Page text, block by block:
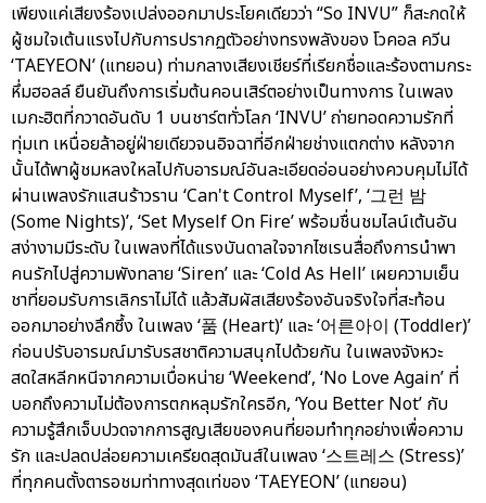
เพียงแค่เสียงร้องเปล่งออกมาประโยคเดียวว่า “So INVU” ก็สะกดให้
ผู้ชมใจเต้นแรงไปกับการปรากฏตัวอย่างทรงพลังของ โวคอล ควีน
‘TAEYEON’ (แทยอน) ท่ามกลางเสียงเชียร์ที่เรียกชื่อและร้องตามกระ
หึ่มฮอลล์ ยืนยันถึงการเริ่มต้นคอนเสิร์ตอย่างเป็นทางการ ในเพลง
เมกะฮิตที่กวาดอันดับ 1 บนชาร์ตทั่วโลก ‘INVU’ ถ่ายทอดความรักที่
ทุ่มเท เหนื่อยล้าอยู่ฝ่ายเดียวจนอิจฉาที่อีกฝ่ายช่างแตกต่าง หลังจาก
นั้นได้พาผู้ชมหลงใหลไปกับอารมณ์อันละเอียดอ่อนอย่างควบคุมไม่ได้
ผ่านเพลงรักแสนร้าวราน ‘Can't Control Myself’, ‘그런 밤
(Some Nights)’, ‘Set Myself On Fire’ พร้อมชื่นชมไลน์เต้นอัน
สง่างามมีระดับ ในเพลงที่ได้แรงบันดาลใจจากไซเรนสื่อถึงการนำพา
คนรักไปสู่ความพังทลาย ‘Siren’ และ ‘Cold As Hell’ เผยความเย็น
ชาที่ยอมรับการเลิกราไม่ได้ แล้วสัมผัสเสียงร้องอันจริงใจที่สะท้อน
ออกมาอย่างลึกซึ้ง ในเพลง ‘품 (Heart)’ และ ‘어른아이 (Toddler)’
ก่อนปรับอารมณ์มารับรสชาติความสนุกไปด้วยกัน ในเพลงจังหวะ
สดใสหลีกหนีจากความเบื่อหน่าย ‘Weekend’, ‘No Love Again’ ที่
บอกถึงความไม่ต้องการตกหลุมรักใครอีก, ‘You Better Not’ กับ
ความรู้สึกเจ็บปวดจากการสูญเสียของคนที่ยอมทำทุกอย่างเพื่อความ
รัก และปลดปล่อยความเครียดสุดมันส์ในเพลง ‘스트레스 (Stress)’
ที่ทุกคนตั้งตารอชมท่าทางสุดเท่ของ ‘TAEYEON’ (แทยอน)